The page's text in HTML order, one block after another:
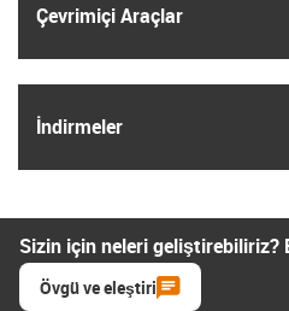
Çevrimiçi Araçlar
İndirmeler
Sizin için neleri geliştirebiliriz?
Övgü ve eleştiri